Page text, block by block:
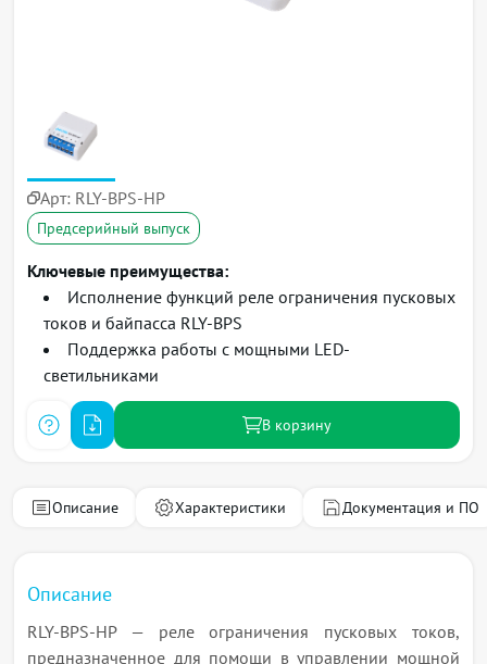
Арт: RLY-BPS-HP
Предсерийный выпуск
Ключевые преимущества:
Исполнение функций реле ограничения пусковых
токов и байпасса RLY-BPS
Поддержка работы с мощными LED-
светильниками
В корзину
Описание Характеристики Документация и ПО
Описание
RLY-BPS-HP — реле ограничения пусковых токов,
предназначенное для помощи в управлении мощной